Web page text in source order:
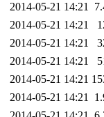
2014-05-21 14:21
2014-05-21 14:21
2014-05-21 14:21
2014-05-21 14:21
2014-05-21 14:21
2014-05-21 14:21